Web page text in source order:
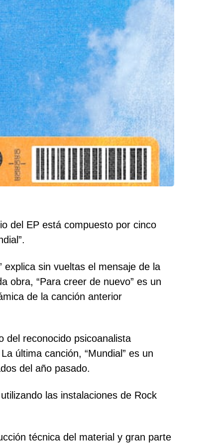
del EP está compuesto por cinco
sin vueltas el mensaje de la
obra, “Para creer de nuevo” es un
de la canción anterior
del reconocido psicoanalista
última canción, “Mundial” es un
del año pasado.
las instalaciones de Rock
técnica del material y gran parte